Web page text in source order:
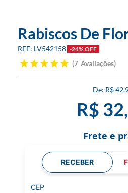
Rabiscos De
LV542158 -24% OFF
7 Avaliações
R$
R$
Frete e
RECEBER
CEP